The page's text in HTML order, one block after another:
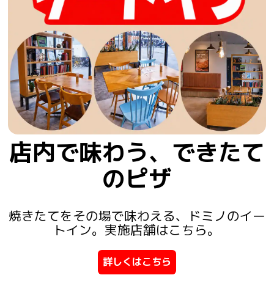
店内で味わう、できたて
のピザ
焼きたてをその場で味わえる、ドミノのイー
トイン。実施店舗はこちら。
詳しくはこちら